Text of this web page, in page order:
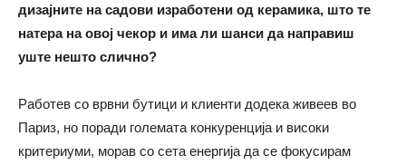
дизајните на садови изработени од керамика, што те
натера на овој чекор и има ли шанси да направиш
уште нешто слично?
Работев со врвни бутици и клиенти додека живеев во
Париз, но поради големата конкуренција и високи
критериуми, морав со сета енергија да се фокусирам